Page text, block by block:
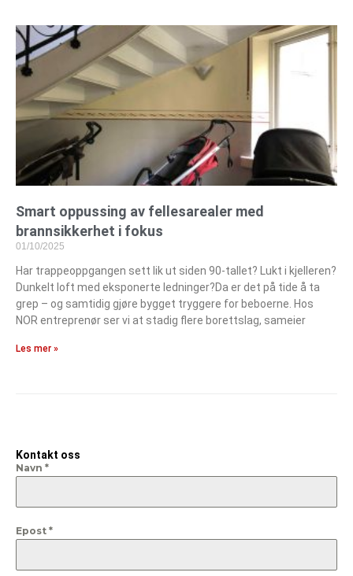
Smart oppussing av fellesarealer med
brannsikkerhet i fokus
01/10/2025
Har trappeoppgangen sett lik ut siden 90-tallet? Lukt i kjelleren?
Dunkelt loft med eksponerte ledninger?Da er det på tide å ta
grep – og samtidig gjøre bygget tryggere for beboerne. Hos
NOR entreprenør ser vi at stadig flere borettslag, sameier
Les mer »
Kontakt oss
Navn *
Epost *